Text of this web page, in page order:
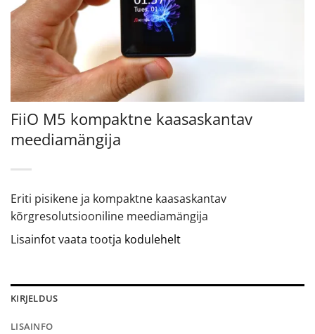
FiiO M5 kompaktne kaasaskantav
meediamängija
Eriti pisikene ja kompaktne kaasaskantav
kõrgresolutsiooniline meediamängija
Lisainfot vaata tootja kodulehelt
KIRJELDUS
LISAINFO